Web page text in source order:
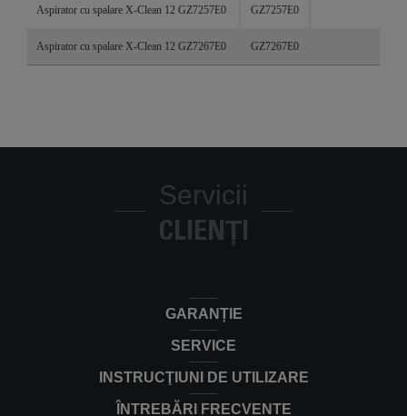
Aspirator cu spalare X-Clean 12 GZ7257E0 GZ7257E0
Aspirator cu spalare X-Clean 12 GZ7267E0 GZ7267E0
Servicii
CLIENȚI
GARANȚIE
SERVICE
INSTRUCŢIUNI DE UTILIZARE
ÎNTREBĂRI FRECVENTE